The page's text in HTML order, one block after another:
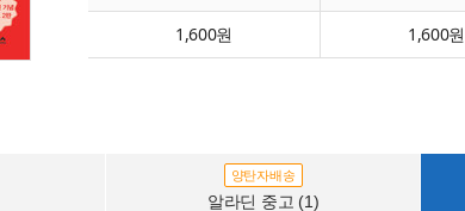
1,600원 1,600원
양탄자배송
알라딘 중고 (1)